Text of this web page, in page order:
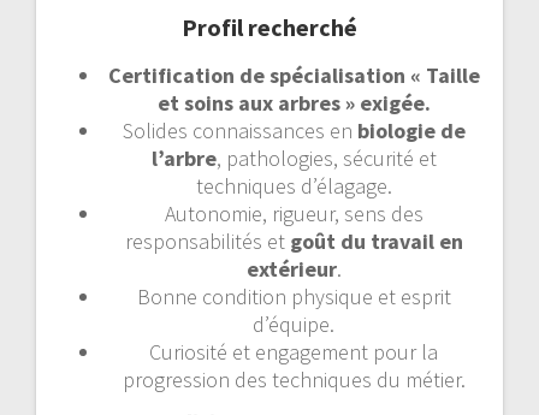
Profil recherché
Certification de spécialisation « Taille
et soins aux arbres » exigée.
Solides connaissances en biologie de
l’arbre, pathologies, sécurité et
techniques d’élagage.
Autonomie, rigueur, sens des
responsabilités et goût du travail en
extérieur.
Bonne condition physique et esprit
d’équipe.
Curiosité et engagement pour la
progression des techniques du métier.